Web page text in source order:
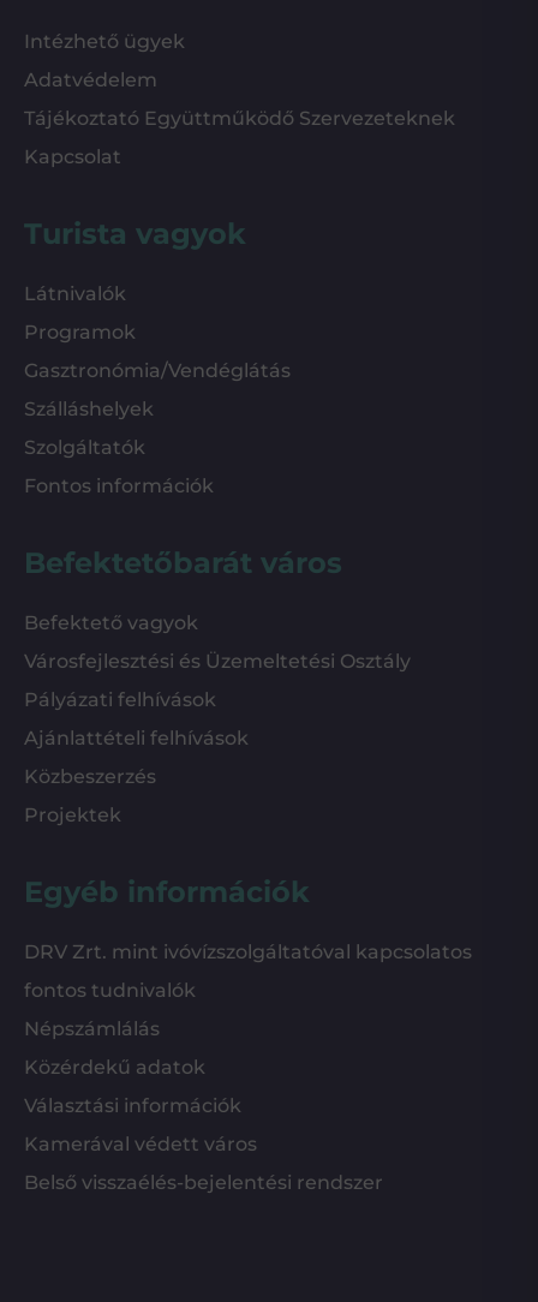
Intézhető ügyek
Adatvédelem
Tájékoztató Együttműködő Szervezeteknek
Kapcsolat
Turista vagyok
Látnivalók
Programok
Gasztronómia/Vendéglátás
Szálláshelyek
Szolgáltatók
Fontos információk
Befektetőbarát város
Befektető vagyok
Városfejlesztési és Üzemeltetési Osztály
Pályázati felhívások
Ajánlattételi felhívások
Közbeszerzés
Projektek
Egyéb információk
DRV Zrt. mint ivóvízszolgáltatóval kapcsolatos
fontos tudnivalók
Népszámlálás
Közérdekű adatok
Választási információk
Kamerával védett város
Belső visszaélés-bejelentési rendszer